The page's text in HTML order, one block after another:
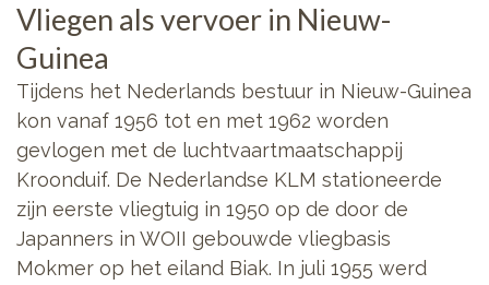
Vliegen als vervoer in Nieuw-
Guinea
Tijdens het Nederlands bestuur in Nieuw-Guinea
kon vanaf 1956 tot en met 1962 worden
gevlogen met de luchtvaartmaatschappij
Kroonduif. De Nederlandse KLM stationeerde
zijn eerste vliegtuig in 1950 op de door de
Japanners in WOII gebouwde vliegbasis
Mokmer op het eiland Biak. In juli 1955 werd